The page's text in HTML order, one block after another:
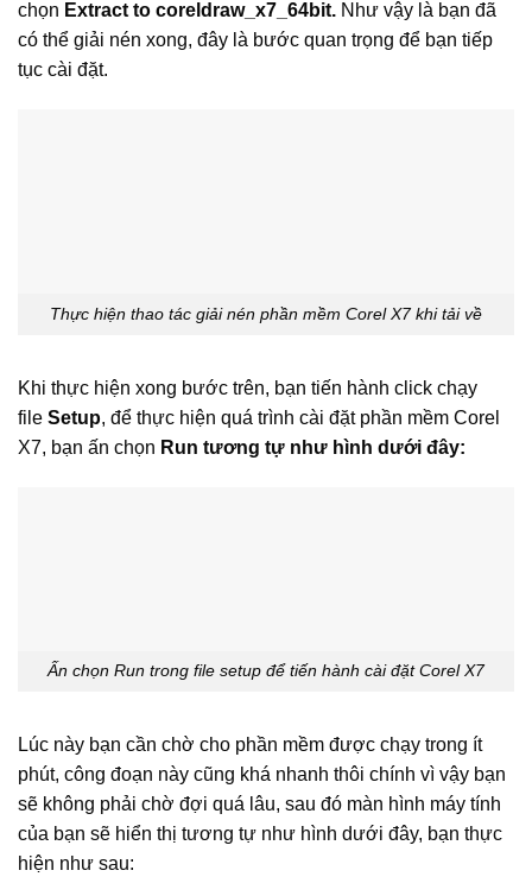
chọn Extract to coreldraw_x7_64bit. Như vậy là bạn đã
có thể giải nén xong, đây là bước quan trọng để bạn tiếp
tục cài đặt.
Thực hiện thao tác giải nén phần mềm Corel X7 khi tải về
Khi thực hiện xong bước trên, bạn tiến hành click chạy
file Setup, để thực hiện quá trình cài đặt phần mềm Corel
X7, bạn ấn chọn Run tương tự như hình dưới đây:
Ấn chọn Run trong file setup để tiến hành cài đặt Corel X7
Lúc này bạn cần chờ cho phần mềm được chạy trong ít
phút, công đoạn này cũng khá nhanh thôi chính vì vậy bạn
sẽ không phải chờ đợi quá lâu, sau đó màn hình máy tính
của bạn sẽ hiển thị tương tự như hình dưới đây, bạn thực
hiện như sau: